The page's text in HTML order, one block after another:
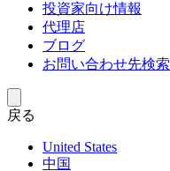
投資家向け情報
代理店
ブログ
お問い合わせ先検索
戻る
United States
中国